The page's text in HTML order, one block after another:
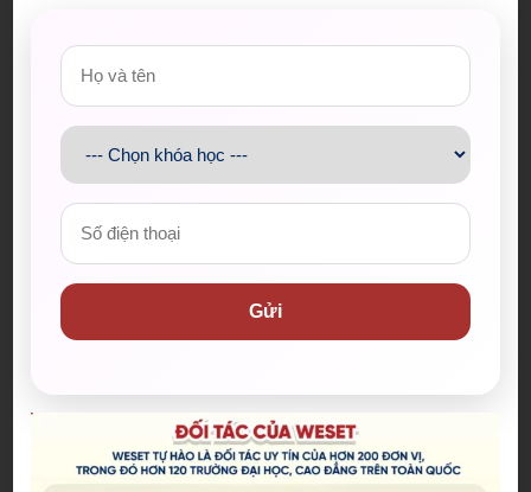
Spider-Man: Brand New Day – Bộ
phim được kỳ vọng đưa MCU trở
lại thời kỳ đỉnh cao
Gửi